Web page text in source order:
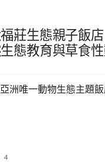
莊生態親子飯
態教育與草食
洲唯一動物生態主題
4